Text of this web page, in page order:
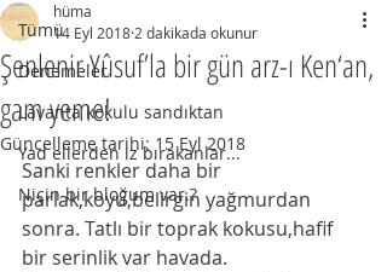
Tümü
Denemeler
Lavanta kokulu sandıktan
Yad ellerden iz bırakanlar...
Niçin bir bloğum var.?
Şenlenir Yûsuf’la bir gün arz-ı Ken‘an,
gam yeme!
hüma
14 Eyl 2018 2 dakikada okunur
Güncelleme tarihi: 15 Eyl 2018
Sanki renkler daha bir
parlak,koyu,belirgin yağmurdan
sonra. Tatlı bir toprak kokusu,hafif
bir serinlik var havada.